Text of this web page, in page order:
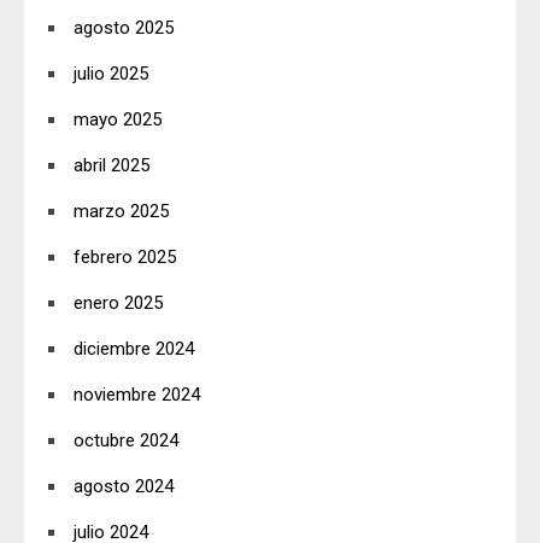
agosto 2025
julio 2025
mayo 2025
abril 2025
marzo 2025
febrero 2025
enero 2025
diciembre 2024
noviembre 2024
octubre 2024
agosto 2024
julio 2024